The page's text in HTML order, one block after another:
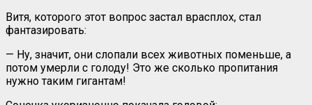
Витя, которого этот вопрос застал врасплох, стал
фантазировать:
— Ну, значит, они слопали всех животных поменьше, а
потом умерли с голоду! Это же сколько пропитания
нужно таким гигантам!